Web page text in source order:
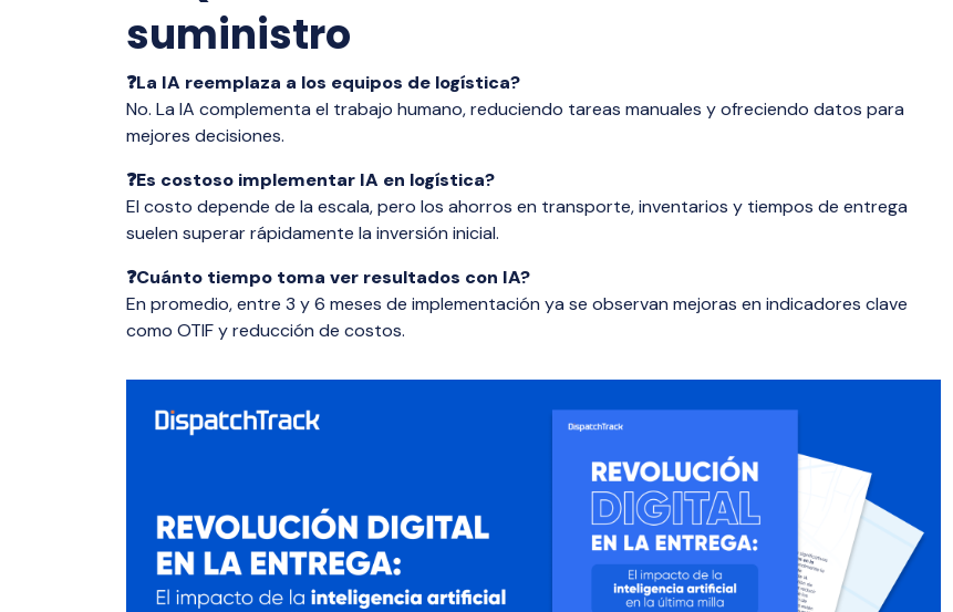
suministro
❓La IA reemplaza a los equipos de logística?
No. La IA complementa el trabajo humano, reduciendo tareas manuales y ofreciendo datos para
mejores decisiones.
❓Es costoso implementar IA en logística?
El costo depende de la escala, pero los ahorros en transporte, inventarios y tiempos de entrega
suelen superar rápidamente la inversión inicial.
❓Cuánto tiempo toma ver resultados con IA?
En promedio, entre 3 y 6 meses de implementación ya se observan mejoras en indicadores clave
como OTIF y reducción de costos.